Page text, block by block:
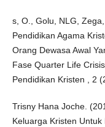
s, O., Golu, NLG,
Pendidikan Agama
Orang Dewasa Awal
Fase Quarter Life
Pendidikan Kristen , 2
Trisny Hana Joche.
Keluarga Kristen